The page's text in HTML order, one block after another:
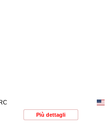
Più dettagli